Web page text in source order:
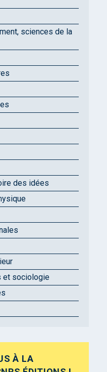
sciences de la
des idées
et sociologie
À LA